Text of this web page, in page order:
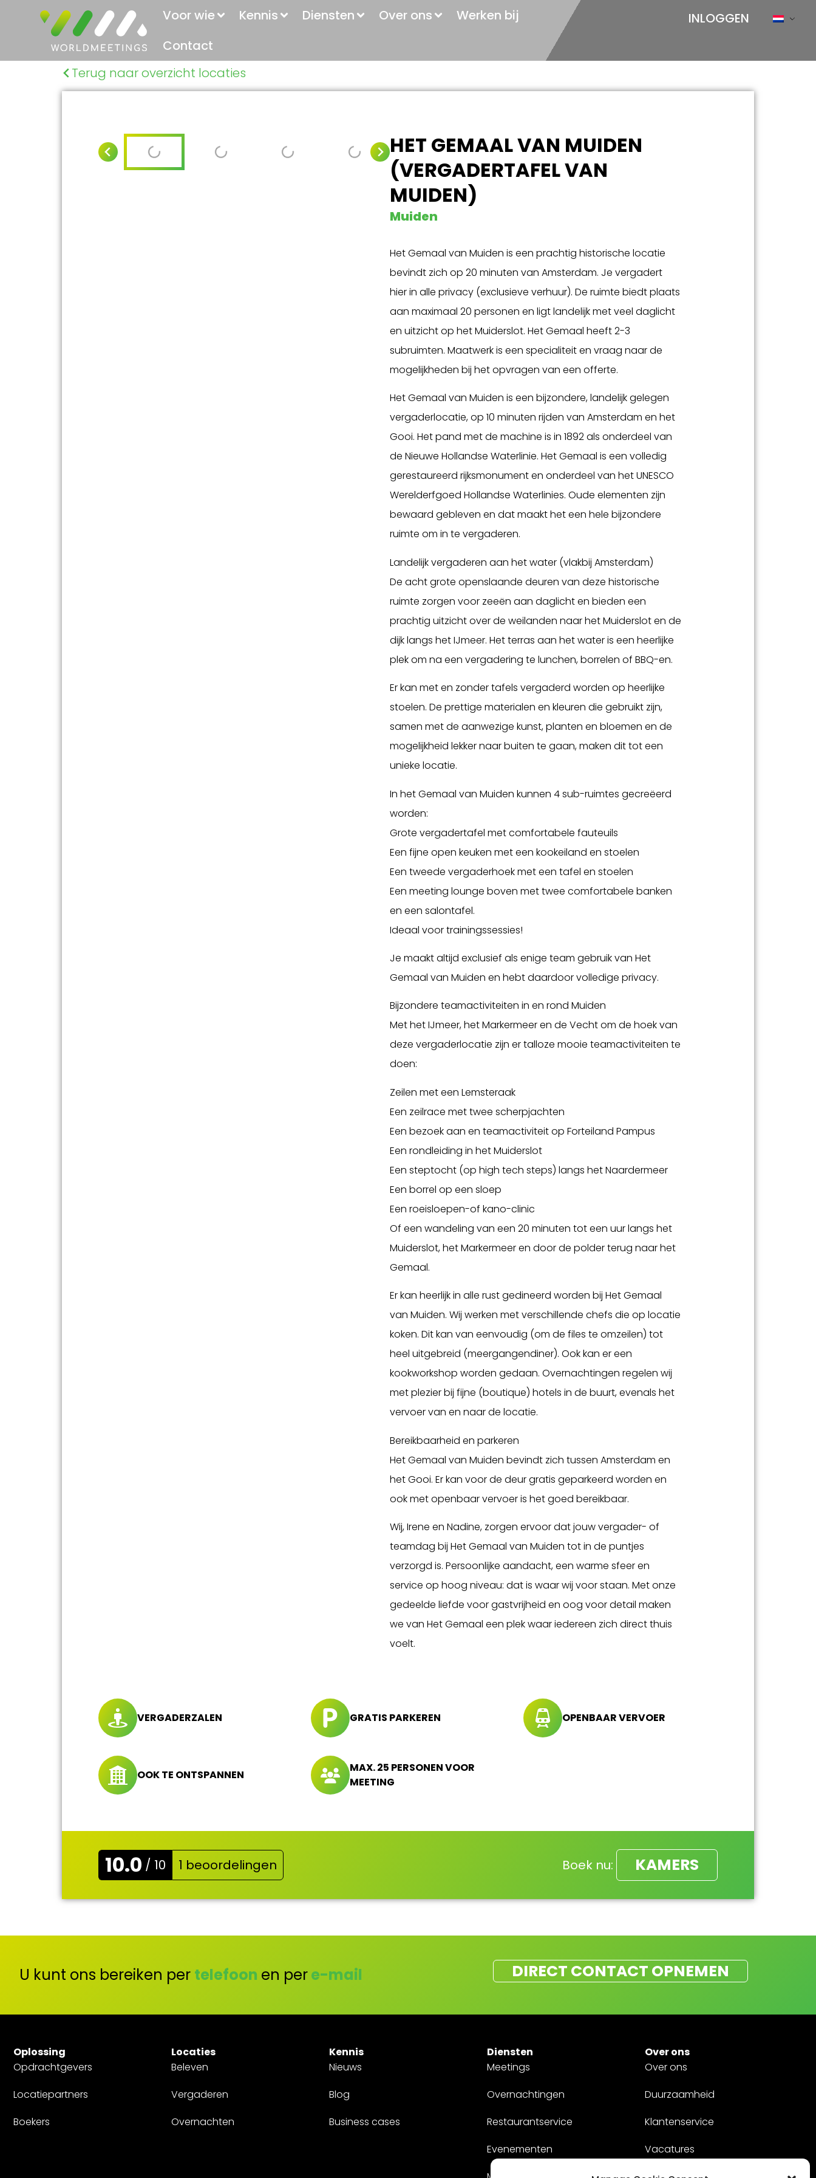
INLOGGEN
Voor wie Kennis Diensten Over ons
Werken bij
Contact
Terug naar overzicht locaties
HET GEMAAL VAN MUIDEN
(VERGADERTAFEL VAN
MUIDEN)
Muiden
Het Gemaal van Muiden is een prachtig historische locatie
bevindt zich op 20 minuten van Amsterdam. Je vergadert
hier in alle privacy (exclusieve verhuur). De ruimte biedt plaats
aan maximaal 20 personen en ligt landelijk met veel daglicht
en uitzicht op het Muiderslot. Het Gemaal heeft 2-3
subruimten. Maatwerk is een specialiteit en vraag naar de
mogelijkheden bij het opvragen van een offerte.
Het Gemaal van Muiden is een bijzondere, landelijk gelegen
vergaderlocatie, op 10 minuten rijden van Amsterdam en het
Gooi. Het pand met de machine is in 1892 als onderdeel van
de Nieuwe Hollandse Waterlinie. Het Gemaal is een volledig
gerestaureerd rijksmonument en onderdeel van het UNESCO
Werelderfgoed Hollandse Waterlinies. Oude elementen zijn
bewaard gebleven en dat maakt het een hele bijzondere
ruimte om in te vergaderen.
Landelijk vergaderen aan het water (vlakbij Amsterdam)
De acht grote openslaande deuren van deze historische
ruimte zorgen voor zeeën aan daglicht en bieden een
prachtig uitzicht over de weilanden naar het Muiderslot en de
dijk langs het IJmeer. Het terras aan het water is een heerlijke
plek om na een vergadering te lunchen, borrelen of BBQ-en.
Er kan met en zonder tafels vergaderd worden op heerlijke
stoelen. De prettige materialen en kleuren die gebruikt zijn,
samen met de aanwezige kunst, planten en bloemen en de
mogelijkheid lekker naar buiten te gaan, maken dit tot een
unieke locatie.
In het Gemaal van Muiden kunnen 4 sub-ruimtes gecreëerd
worden:
Grote vergadertafel met comfortabele fauteuils
Een fijne open keuken met een kookeiland en stoelen
Een tweede vergaderhoek met een tafel en stoelen
Een meeting lounge boven met twee comfortabele banken
en een salontafel.
Ideaal voor trainingssessies!
Je maakt altijd exclusief als enige team gebruik van Het
Gemaal van Muiden en hebt daardoor volledige privacy.
Bijzondere teamactiviteiten in en rond Muiden
Met het IJmeer, het Markermeer en de Vecht om de hoek van
deze vergaderlocatie zijn er talloze mooie teamactiviteiten te
doen:
Zeilen met een Lemsteraak
Een zeilrace met twee scherpjachten
Een bezoek aan en teamactiviteit op Forteiland Pampus
Een rondleiding in het Muiderslot
Een steptocht (op high tech steps) langs het Naardermeer
Een borrel op een sloep
Een roeisloepen-of kano-clinic
Of een wandeling van een 20 minuten tot een uur langs het
Muiderslot, het Markermeer en door de polder terug naar het
Gemaal.
Er kan heerlijk in alle rust gedineerd worden bij Het Gemaal
van Muiden. Wij werken met verschillende chefs die op locatie
koken. Dit kan van eenvoudig (om de files te omzeilen) tot
heel uitgebreid (meergangendiner). Ook kan er een
kookworkshop worden gedaan. Overnachtingen regelen wij
met plezier bij fijne (boutique) hotels in de buurt, evenals het
vervoer van en naar de locatie.
Bereikbaarheid en parkeren
Het Gemaal van Muiden bevindt zich tussen Amsterdam en
het Gooi. Er kan voor de deur gratis geparkeerd worden en
ook met openbaar vervoer is het goed bereikbaar.
Wij, Irene en Nadine, zorgen ervoor dat jouw vergader- of
teamdag bij Het Gemaal van Muiden tot in de puntjes
verzorgd is. Persoonlijke aandacht, een warme sfeer en
service op hoog niveau: dat is waar wij voor staan. Met onze
gedeelde liefde voor gastvrijheid en oog voor detail maken
we van Het Gemaal een plek waar iedereen zich direct thuis
voelt.
VERGADERZALEN GRATIS PARKEREN OPENBAAR VERVOER
OOK TE ONTSPANNEN
MAX. 25 PERSONEN VOOR
MEETING
10.0 / 10 1 beoordelingen Boek nu: KAMERS
U kunt ons bereiken per telefoon en pere-mail DIRECT CONTACT OPNEMEN
Oplossing
Opdrachtgevers
Locatiepartners
Boekers
Locaties
Beleven
Vergaderen
Overnachten
Kennis
Nieuws
Blog
Business cases
Diensten
Meetings
Overnachtingen
Restaurantservice
Evenementen
Over ons
Over ons
Duurzaamheid
Klantenservice
Vacatures